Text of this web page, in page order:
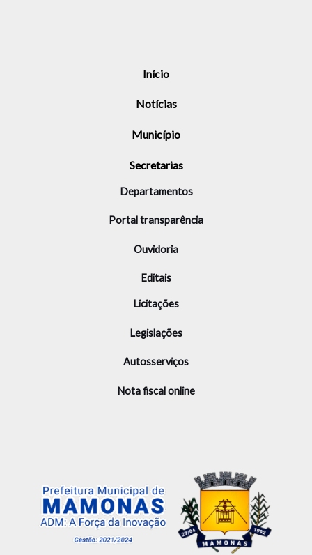
Início
Notícias
Município
Secretarias
Departamentos
Portal transparência
Ouvidoria
Editais
Licitações
Legislações
Autosserviços
Nota fiscal online